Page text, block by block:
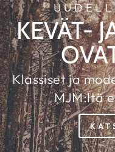
KEVÄT-
Klassiset ja
MJM:ltä